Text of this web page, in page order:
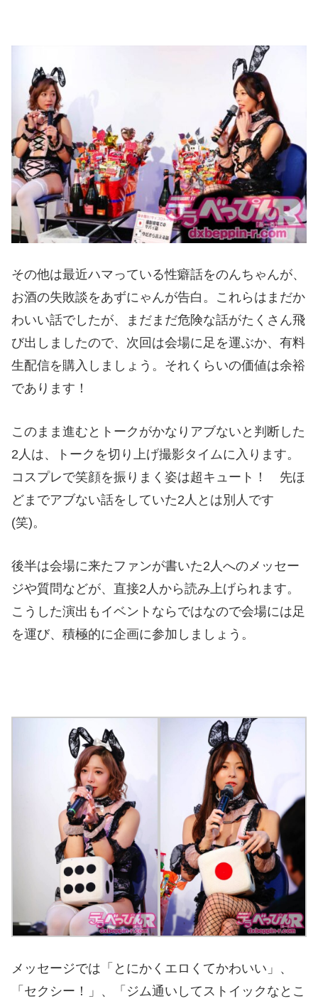
その他は最近ハマっている性癖話をのんちゃんが、
お酒の失敗談をあずにゃんが告白。これらはまだか
わいい話でしたが、まだまだ危険な話がたくさん飛
び出しましたので、次回は会場に足を運ぶか、有料
生配信を購入しましょう。それくらいの価値は余裕
であります！
このまま進むとトークがかなりアブないと判断した
2人は、トークを切り上げ撮影タイムに入ります。
コスプレで笑顔を振りまく姿は超キュート！ 先ほ
どまでアブない話をしていた2人とは別人です
(笑)。
後半は会場に来たファンが書いた2人へのメッセー
ジや質問などが、直接2人から読み上げられます。
こうした演出もイベントならではなので会場には足
を運び、積極的に企画に参加しましょう。
メッセージでは「とにかくエロくてかわいい」、
「セクシー！」、「ジム通いしてストイックなとこ